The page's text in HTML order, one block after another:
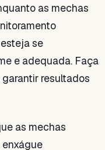
as mechas
se
e adequada. Faça
resultados
as mechas